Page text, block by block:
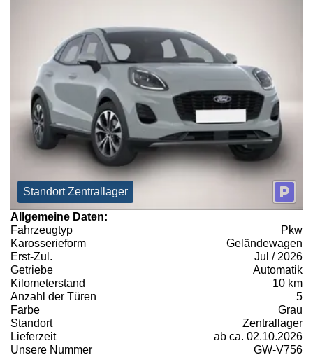
Standort Zentrallager
Allgemeine Daten:
Fahrzeugtyp
Pkw
Karosserieform
Geländewagen
Erst-Zul.
Jul / 2026
Getriebe
Automatik
Kilometerstand
10 km
Anzahl der Türen
5
Farbe
Grau
Standort
Zentrallager
Lieferzeit
ab ca. 02.10.2026
Unsere Nummer
GW-V756